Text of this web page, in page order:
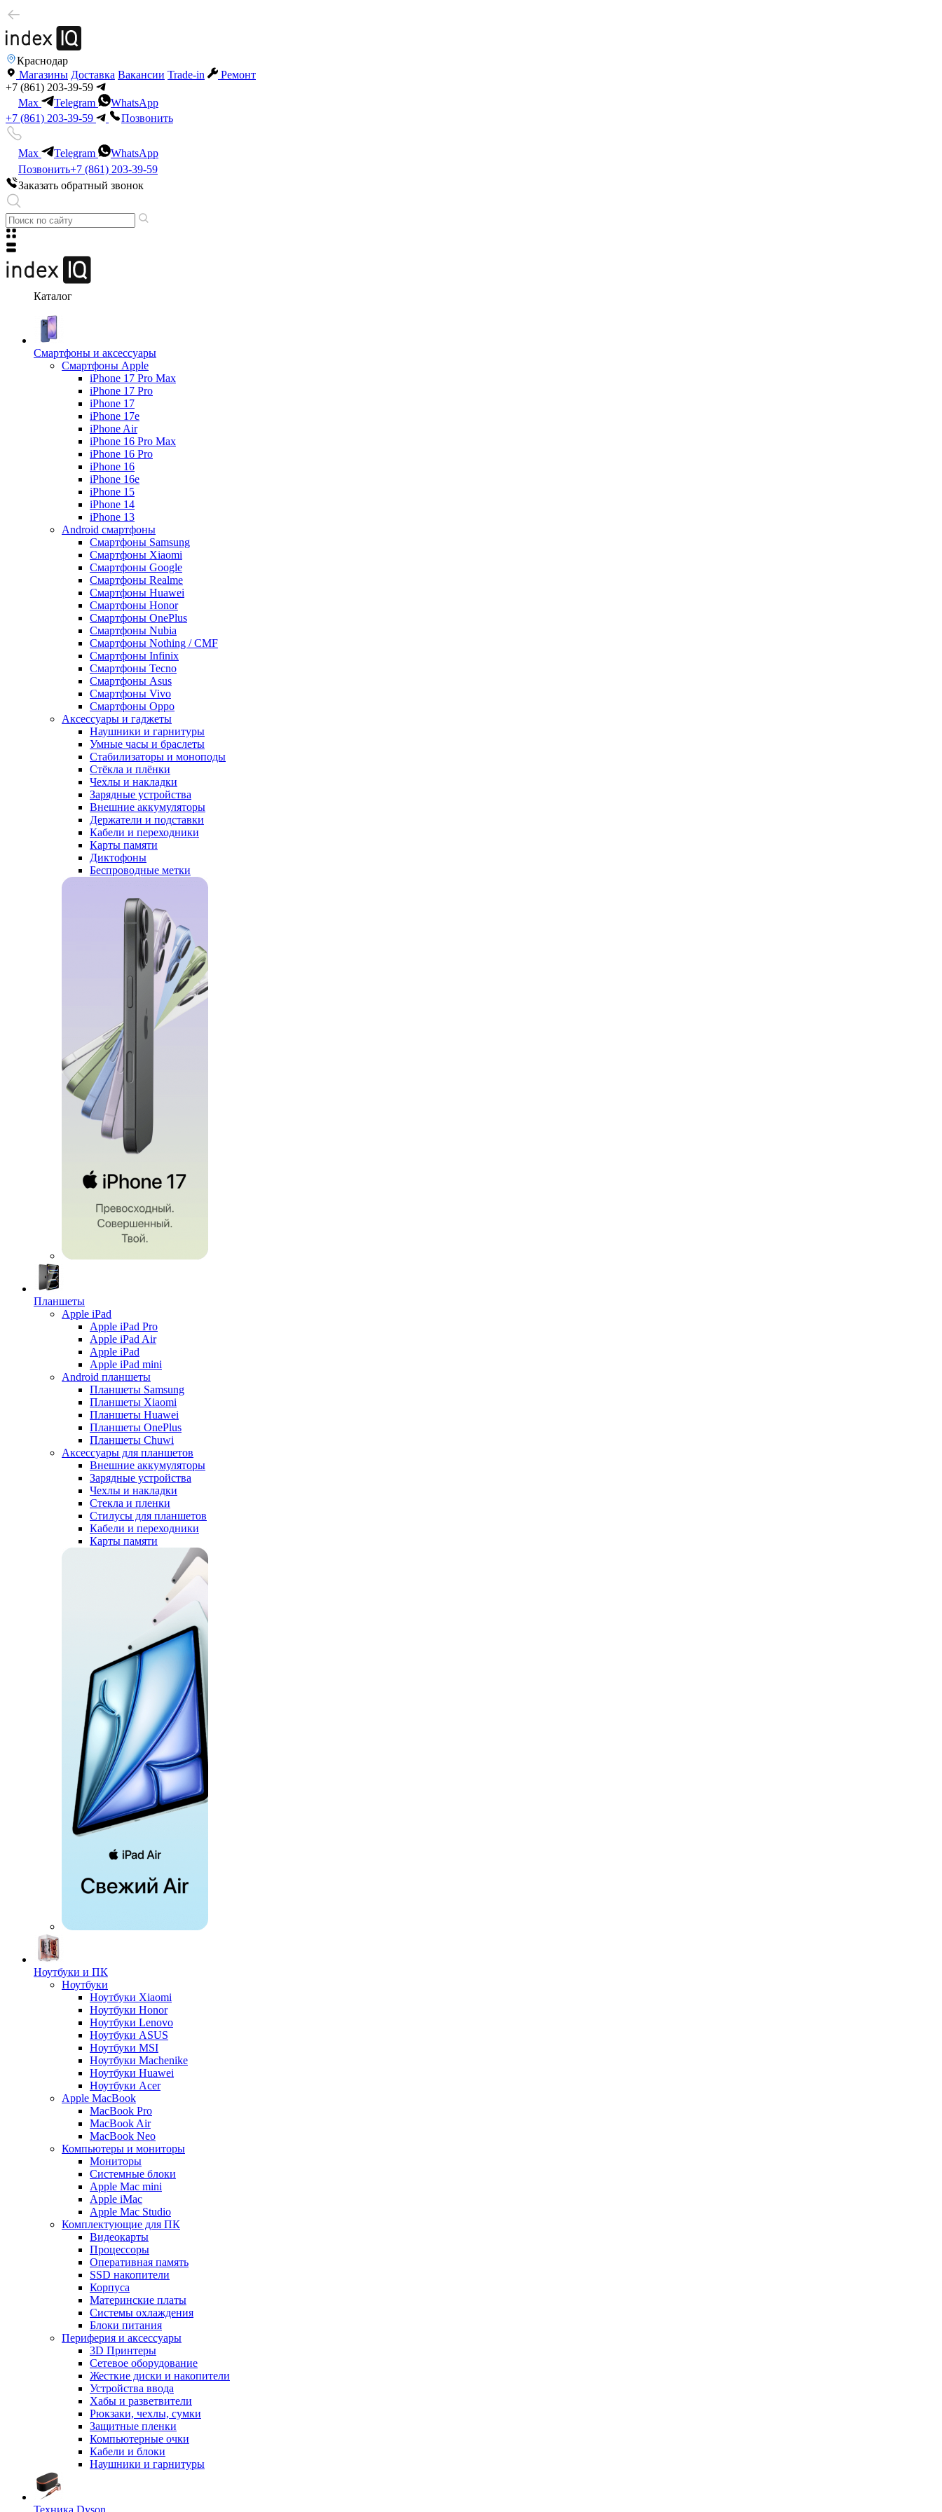
Краснодар
Магазины Доставка Вакансии Trade-in
Ремонт
+7 (861) 203-39-59
Max
Telegram
WhatsApp
+7 (861) 203-39-59
Позвонить
Max Telegram
WhatsApp
Позвонить+7 (861) 203-39-59
Заказать обратный звонок
Каталог
Смартфоны и аксессуары
Смартфоны Apple
iPhone 17 Pro Max
iPhone 17 Pro
iPhone 17
iPhone 17e
iPhone Air
iPhone 16 Pro Max
iPhone 16 Pro
iPhone 16
iPhone 16e
iPhone 15
iPhone 14
iPhone 13
Android cмартфоны
Смартфоны Samsung
Смартфоны Xiaomi
Смартфоны Google
Смартфоны Realme
Смартфоны Huawei
Смартфоны Honor
Смартфоны OnePlus
Смартфоны Nubia
Смартфоны Nothing / CMF
Смартфоны Infinix
Смартфоны Tecno
Смартфоны Asus
Смартфоны Vivo
Смартфоны Oppo
Аксессуары и гаджеты
Наушники и гарнитуры
Умные часы и браслеты
Стабилизаторы и моноподы
Стёкла и плёнки
Чехлы и накладки
Зарядные устройства
Внешние аккумуляторы
Держатели и подставки
Кабели и переходники
Карты памяти
Диктофоны
Беспроводные метки
Планшеты
Apple iPad
Apple iPad Pro
Apple iPad Air
Apple iPad
Apple iPad mini
Android планшеты
Планшеты Samsung
Планшеты Xiaomi
Планшеты Huawei
Планшеты OnePlus
Планшеты Chuwi
Аксессуары для планшетов
Внешние аккумуляторы
Зарядные устройства
Чехлы и накладки
Стекла и пленки
Стилусы для планшетов
Кабели и переходники
Карты памяти
Ноутбуки и ПК
Ноутбуки
Ноутбуки Xiaomi
Ноутбуки Honor
Ноутбуки Lenovo
Ноутбуки ASUS
Ноутбуки MSI
Ноутбуки Machenike
Ноутбуки Huawei
Ноутбуки Acer
Apple MacBook
MacBook Pro
MacBook Air
MacBook Neo
Компьютеры и мониторы
Мониторы
Системные блоки
Apple Mac mini
Apple iMac
Apple Mac Studio
Комплектующие для ПК
Видеокарты
Процессоры
Оперативная память
SSD накопители
Корпуса
Материнские платы
Системы охлаждения
Блоки питания
Периферия и аксессуары
3D Принтеры
Сетевое оборудование
Жесткие диски и накопители
Устройства ввода
Хабы и разветвители
Рюкзаки, чехлы, сумки
Защитные пленки
Компьютерные очки
Кабели и блоки
Наушники и гарнитуры
Техника Dyson